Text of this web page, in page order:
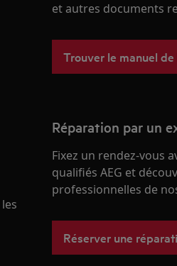
et autres documents
Trouver le manuel
Réparation par un
Fixez un rendez-vous
qualifiés AEG et
professionnelles de
Réserver une